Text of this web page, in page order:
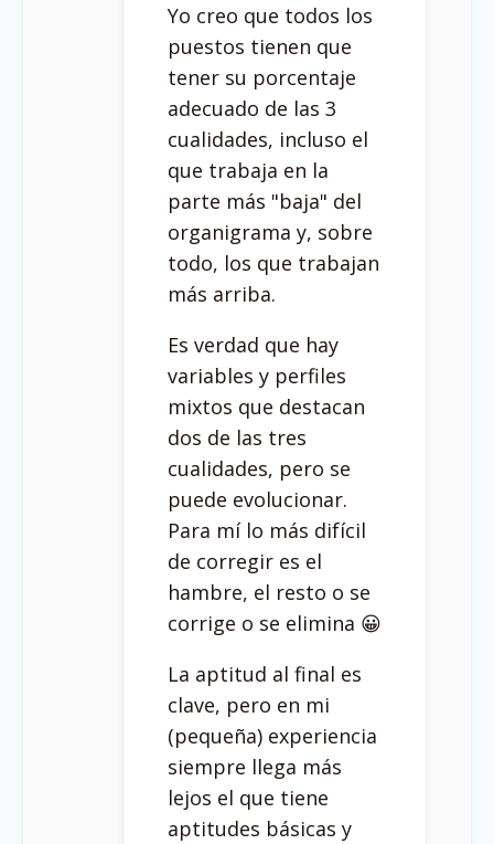
Yo creo que todos los
puestos tienen que
tener su porcentaje
adecuado de las 3
cualidades, incluso el
que trabaja en la
parte más "baja" del
organigrama y, sobre
todo, los que trabajan
más arriba.
Es verdad que hay
variables y perfiles
mixtos que destacan
dos de las tres
cualidades, pero se
puede evolucionar.
Para mí lo más difícil
de corregir es el
hambre, el resto o se
corrige o se elimina 😀
La aptitud al final es
clave, pero en mi
(pequeña) experiencia
siempre llega más
lejos el que tiene
aptitudes básicas y